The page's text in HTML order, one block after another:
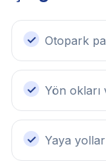
Otopark
Yön okları
Yaya